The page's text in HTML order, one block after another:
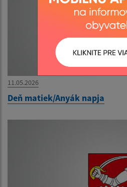
11.05.2026
Deň matiek/Anyák napja